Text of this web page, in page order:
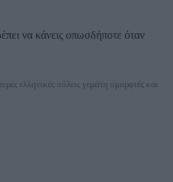
να κάνεις οπωσδήποτε όταν
ελληνικές πόλεις γεμάτη ομορφιές και